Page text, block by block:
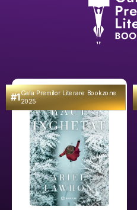
#1Gala Premilor Literare Bookzone
2025